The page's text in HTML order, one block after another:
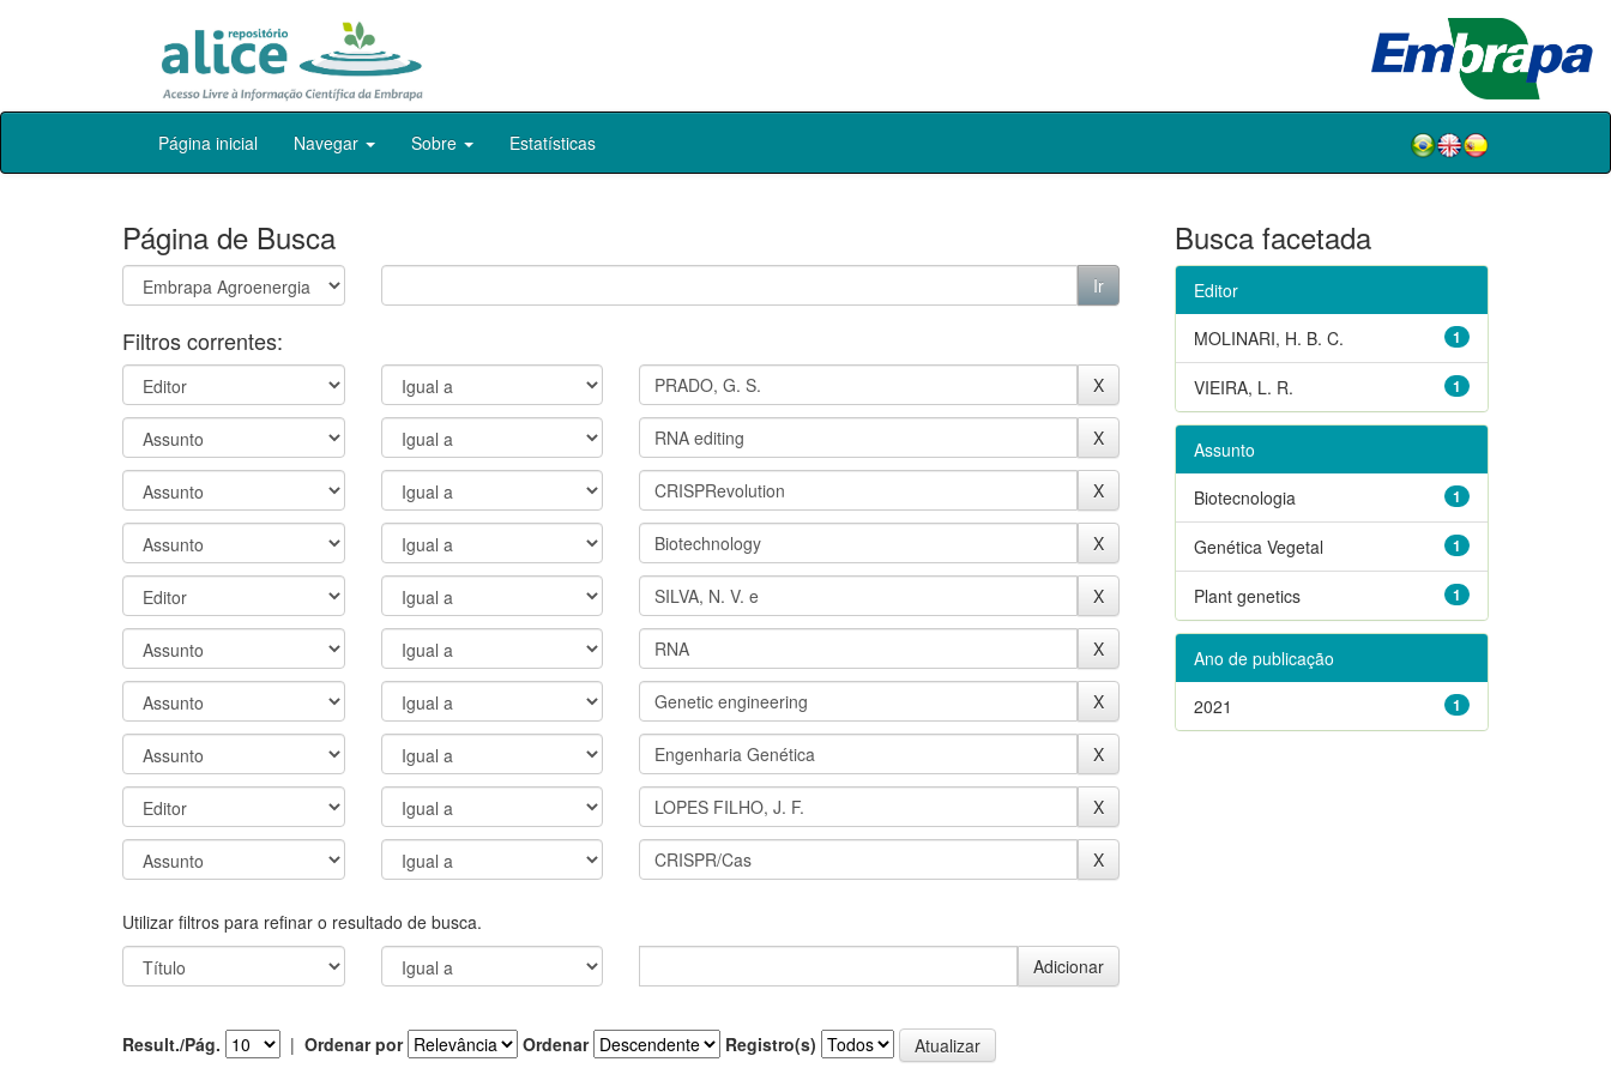
Skip
Página inicial Navegar Sobre Estatísticas
Página de Busca
Filtros correntes:
Utilizar filtros para refinar o resultado de busca.
Result./Pág. | Ordenar por Ordenar Registro(s)
Busca facetada
Editor
1
MOLINARI, H. B. C.
1
VIEIRA, L. R.
Assunto
1
Biotecnologia
1
Genética Vegetal
1
Plant genetics
Ano de publicação
1
2021